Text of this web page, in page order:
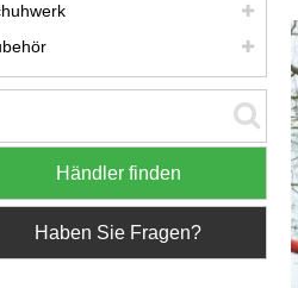
Händler finden
Haben Sie Fragen?